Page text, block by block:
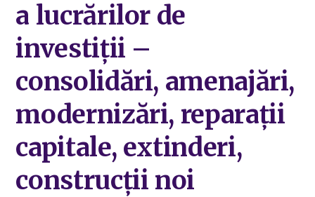
a lucrărilor de
investiții –
consolidări, amenajări,
modernizări, reparații
capitale, extinderi,
construcții noi